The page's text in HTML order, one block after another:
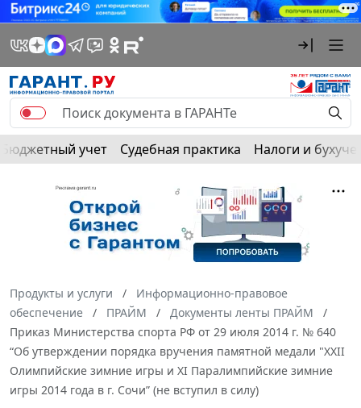
Бюджетный учет Судебная практика Налоги и
Продукты и услуги
Информационно-правовое
обеспечение
ПРАЙМ
Документы ленты ПРАЙМ
Приказ Министерства спорта РФ от 29 июля 2014 г. № 640
“Об утверждении порядка вручения памятной медали "XXII
Олимпийские зимние игры и XI Паралимпийские зимние
игры 2014 года в г. Сочи” (не вступил в силу)